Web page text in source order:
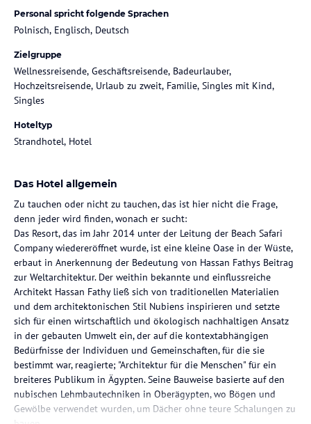
Personal spricht folgende Sprachen
Polnisch, Englisch, Deutsch
Zielgruppe
Wellnessreisende, Geschäftsreisende, Badeurlauber,
Hochzeitsreisende, Urlaub zu zweit, Familie, Singles mit Kind,
Singles
Hoteltyp
Strandhotel, Hotel
Das Hotel allgemein
Zu tauchen oder nicht zu tauchen, das ist hier nicht die Frage,
denn jeder wird finden, wonach er sucht:
Das Resort, das im Jahr 2014 unter der Leitung der Beach Safari
Company wiedereröffnet wurde, ist eine kleine Oase in der Wüste,
erbaut in Anerkennung der Bedeutung von Hassan Fathys Beitrag
zur Weltarchitektur. Der weithin bekannte und einflussreiche
Architekt Hassan Fathy ließ sich von traditionellen Materialien
und dem architektonischen Stil Nubiens inspirieren und setzte
sich für einen wirtschaftlich und ökologisch nachhaltigen Ansatz
in der gebauten Umwelt ein, der auf die kontextabhängigen
Bedürfnisse der Individuen und Gemeinschaften, für die sie
bestimmt war, reagierte; "Architektur für die Menschen" für ein
breiteres Publikum in Ägypten. Seine Bauweise basierte auf den
nubischen Lehmbautechniken in Oberägypten, wo Bögen und
Gewölbe verwendet wurden, um Dächer ohne teure Schalungen zu